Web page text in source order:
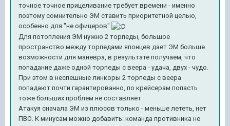
точное точное прицеливание требует времени - именно
поэтому сомнительно ЭМ ставить приоритетной целью,
особенно для "не офицеров"
Для потопления ЭМ нужно 2 торпеды, большое
пространство между торпедами японцев дает ЭМ больше
возможности для маневра, в результате получаем, что
попадание даже одной торпеды с веера - удача, двух - чудо.
При этом в неспешные линкоры 2 торпеды с веера
попадают почти гарантированно, по крейсерам попасть
тоже больших проблем не составляет.
Атакуя сначала ЭМ из плюсов только - меньше лететь, нет
ПВО. К минусам можно добавить: команда противника не